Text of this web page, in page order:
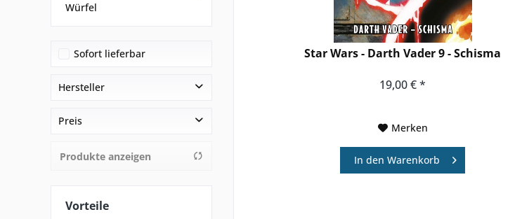
Würfel
Sofort lieferbar
Hersteller
Panini Comics
Preis
bis
Produkte anzeigen
Vorteile
Star Wars - Darth Vader 9 - Schisma
19,00 € *
Merken
In den Warenkorb